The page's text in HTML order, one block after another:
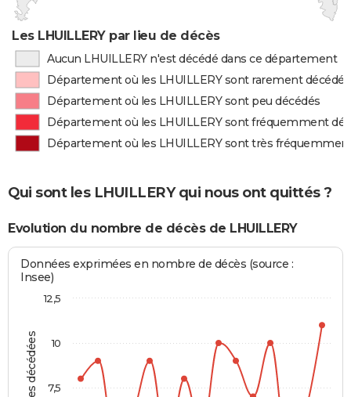
Les LHUILLERY par lieu de décès
Aucun LHUILLERY n'est décédé dans ce département
Département où les LHUILLERY sont rarement décédés
Département où les LHUILLERY sont peu décédés
Département où les LHUILLERY sont fréquemment
Département où les LHUILLERY sont très
Qui sont les LHUILLERY qui nous ont quittés ?
Evolution du nombre de décès de LHUILLERY
Données exprimées en nombre de décès (source :
Insee)
10
7,5
12,5